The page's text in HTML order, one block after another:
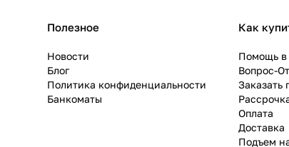
Полезное
Новости
Блог
Политика конфиденциальности
Банкоматы
Как
Помощь в
Вопрос-
Заказать
Оплата
Доставка
Подъем